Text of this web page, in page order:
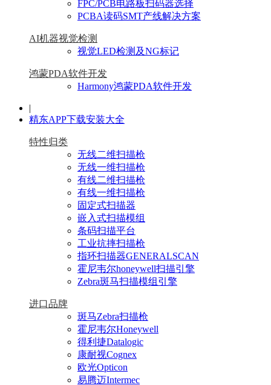
FPC/PCB电路板扫码器选择
PCBA读码SMT产线解决方案
AI机器视觉检测
视觉LED检测及NG标记
鸿蒙PDA软件开发
Harmony鸿蒙PDA软件开发
|
精东APP下载安装大全
特性归类
无线二维扫描枪
无线一维扫描枪
有线二维扫描枪
有线一维扫描枪
固定式扫描器
嵌入式扫描模组
条码扫描平台
工业抗摔扫描枪
指环扫描器GENERALSCAN
霍尼韦尔honeywell扫描引擎
Zebra斑马扫描模组引擎
进口品牌
斑马Zebra扫描枪
霍尼韦尔Honeywell
得利捷Datalogic
康耐视Cognex
欧光Opticon
易腾迈Intermec